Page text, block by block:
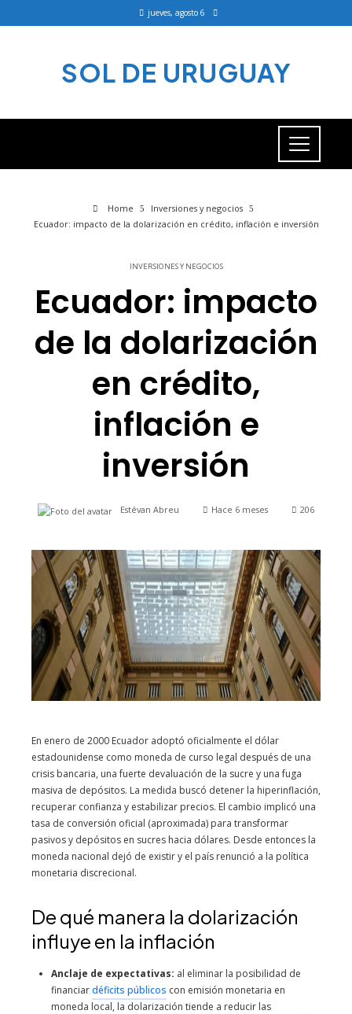
jueves, agosto 6
SOL DE URUGUAY
Home
Inversiones y negocios
Ecuador: impacto de la dolarización en crédito, inflación e inversión
INVERSIONES Y NEGOCIOS
Ecuador: impacto
de la dolarización
en crédito,
inflación e
inversión
Estévan Abreu Hace 6 meses 206
En enero de 2000 Ecuador adoptó oficialmente el dólar
estadounidense como moneda de curso legal después de una
crisis bancaria, una fuerte devaluación de la sucre y una fuga
masiva de depósitos. La medida buscó detener la hiperinflación,
recuperar confianza y estabilizar precios. El cambio implicó una
tasa de conversión oficial (aproximada) para transformar
pasivos y depósitos en sucres hacia dólares. Desde entonces la
moneda nacional dejó de existir y el país renunció a la política
monetaria discrecional.
De qué manera la dolarización
influye en la inflación
Anclaje de expectativas: al eliminar la posibilidad de
financiardéficits públicos con emisión monetaria en
moneda local, la dolarización tiende a reducir las